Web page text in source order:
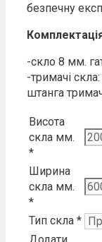
безпечну експ
-скло 8 мм.
-тримачі
штанга
Висота
скла мм.
*
Ширина
скла мм.
*
Тип скла *